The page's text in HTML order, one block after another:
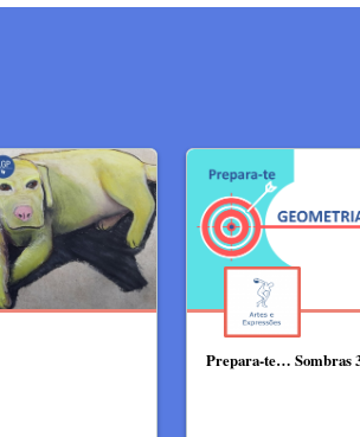
Prepara-te… Sombras